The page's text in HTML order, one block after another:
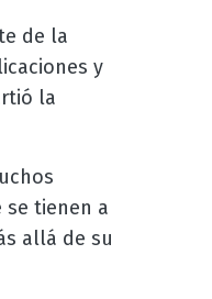
de la
y
la
tienen a
allá de su